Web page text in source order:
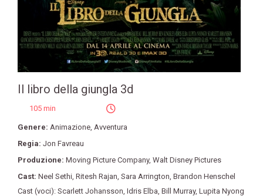
Il libro della giungla 3d
105 min
Genere: Animazione Avventura
Regia: Jon Favreau
Produzione: Moving Picture Company, Walt Disney Pictures
Cast: Neel Sethi Ritesh Rajan Sara Arrington Brandon Henschel
Cast (voci): Scarlett Johansson Idris Elba Bill Murray, Lupita Nyong